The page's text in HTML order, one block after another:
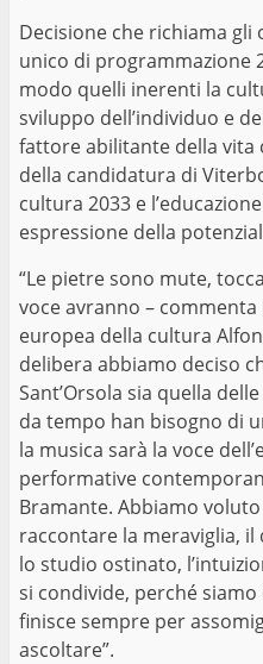
Decisione che richiama
unico di programmazione
modo quelli inerenti la
sviluppo dell’individuo e
fattore abilitante della vita
della candidatura di
cultura 2033 e
espressione della
“Le pietre sono mute,
voce avranno – commenta
europea della cultura
delibera abbiamo deciso
Sant’Orsola sia quella
da tempo han bisogno di
la musica sarà la voce
performative
Bramante. Abbiamo
raccontare la meraviglia,
lo studio ostinato,
si condivide, perché
finisce sempre per
ascoltare”.